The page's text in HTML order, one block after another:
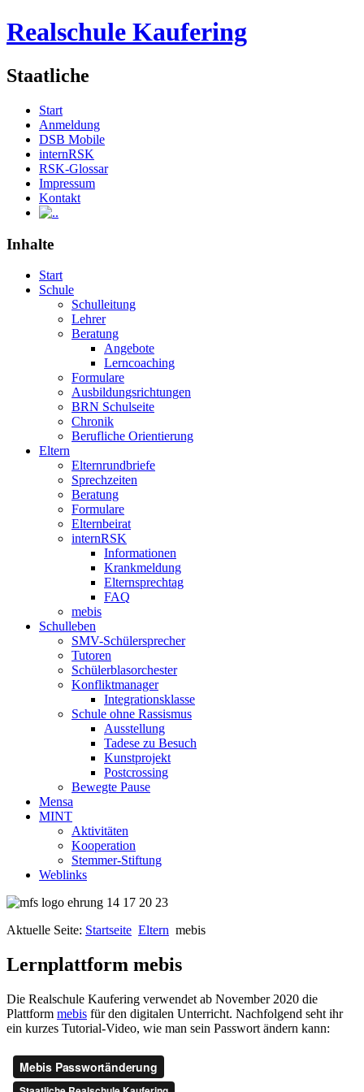
Realschule Kaufering
Staatliche
Start
Anmeldung
DSB Mobile
internRSK
RSK-Glossar
Impressum
Kontakt
.
Inhalte
Start
Schule
Schulleitung
Lehrer
Beratung
Angebote
Lerncoaching
Formulare
Ausbildungsrichtungen
BRN Schulseite
Chronik
Berufliche Orientierung
Eltern
Elternrundbriefe
Sprechzeiten
Beratung
Formulare
Elternbeirat
internRSK
Informationen
Krankmeldung
Elternsprechtag
FAQ
mebis
Schulleben
SMV-Schülersprecher
Tutoren
Schülerblasorchester
Konfliktmanager
Integrationsklasse
Schule ohne Rassismus
Ausstellung
Tadese zu Besuch
Kunstprojekt
Postcrossing
Bewegte Pause
Mensa
MINT
Aktivitäten
Kooperation
Stemmer-Stiftung
Weblinks
Aktuelle Seite: Startseite Eltern mebis
Lernplattform mebis
Die Realschule Kaufering verwendet ab November 2020 die
Plattform mebis für den digitalen Unterricht. Nachfolgend seht ihr
ein kurzes Tutorial-Video, wie man sein Passwort ändern kann: